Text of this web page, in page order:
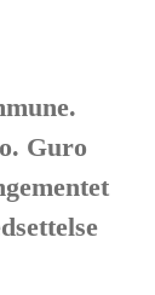
Guro